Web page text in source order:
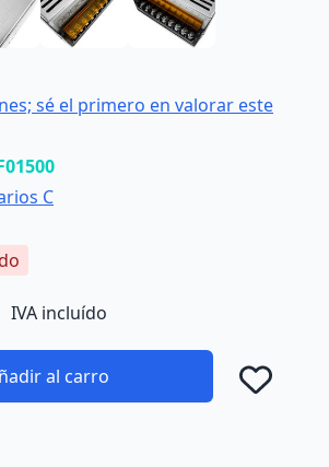
sé el primero en valorar este
C
IVA incluído
al carro